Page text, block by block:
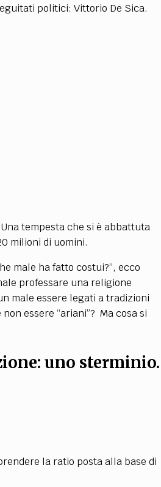
politici: Vittorio De Sica.
tempesta che si è abbattuta
milioni di uomini.
male ha fatto costui?”, ecco
professare una religione
male essere legati a tradizioni
essere “ariani”? Ma cosa si
uno sterminio.
la ratio posta alla base di